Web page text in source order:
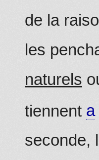
de la
les
naturels
tiennent a
seconde,